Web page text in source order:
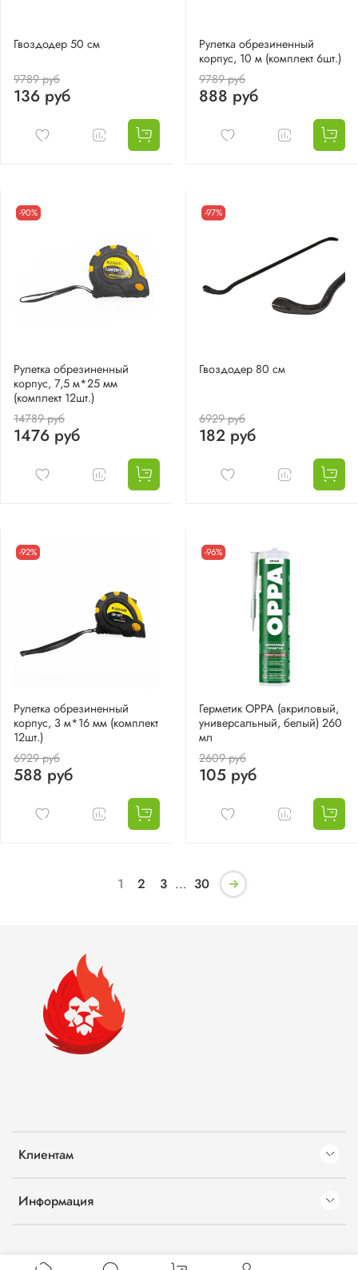
Гвоздодер 50 см
9789 руб
136 руб
Рулетка обрезиненный
корпус, 10 м (комплект 6шт.)
9789 руб
888 руб
-90%
Рулетка обрезиненный
корпус, 7,5 м*25 мм
(комплект 12шт.)
14789 руб
1476 руб
-97%
Гвоздодер 80 см
6929 руб
182 руб
-92%
Рулетка обрезиненный
корпус, 3 м*16 мм (комплект
12шт.)
6929 руб
588 руб
-96%
Герметик OPPA (акриловый,
универсальный, белый) 260
мл
2609 руб
105 руб
1 2 3 … 30
Клиентам
Информация